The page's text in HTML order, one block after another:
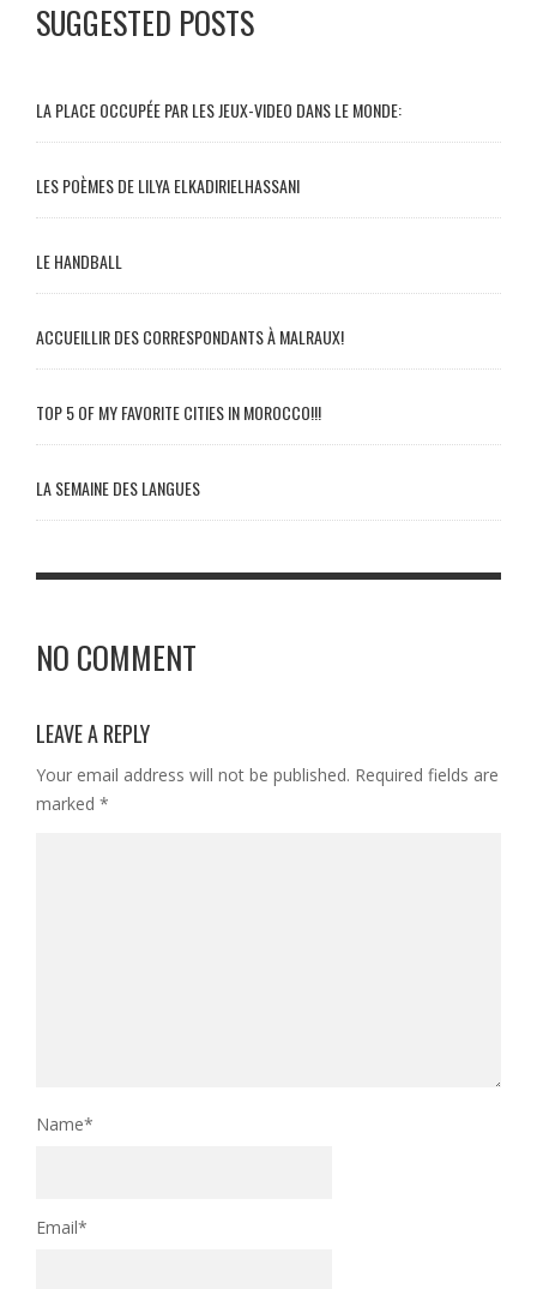
SUGGESTED POSTS
LA PLACE OCCUPÉE PAR LES JEUX-VIDEO DANS LE MONDE:
LES POÈMES DE LILYA ELKADIRIELHASSANI
LE HANDBALL
ACCUEILLIR DES CORRESPONDANTS À MALRAUX!
TOP 5 OF MY FAVORITE CITIES IN MOROCCO!!!
LA SEMAINE DES LANGUES
NO COMMENT
LEAVE A REPLY
Your email address will not be published. Required fields are
marked *
Name*
Email*